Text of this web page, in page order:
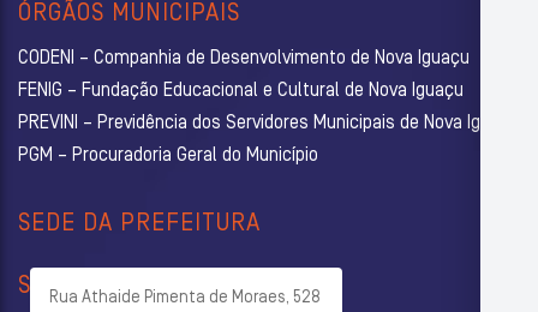
ÓRGÃOS MUNICIPAIS
CODENI – Companhia de Desenvolvimento de Nova Iguaçu
FENIG – Fundação Educacional e Cultural de Nova Iguaçu
PREVINI – Previdência dos Servidores Municipais de Nova Iguaçu
PGM – Procuradoria Geral do Município
SEDE DA PREFEITURA
Rua Athaide Pimenta de Moraes, 528
SECRETARIAS